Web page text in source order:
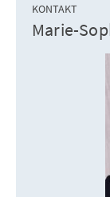
KONTAKT
Marie-